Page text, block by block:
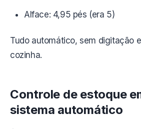
Alface: 4,95 pés (era 5)
Tudo automático, sem digitação
cozinha.
Controle de estoque
sistema automático